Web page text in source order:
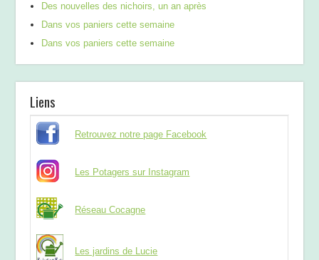
Des nouvelles des nichoirs, un an après
Dans vos paniers cette semaine
Dans vos paniers cette semaine
Liens
Retrouvez notre page Facebook
Les Potagers sur Instagram
Réseau Cocagne
Les jardins de Lucie